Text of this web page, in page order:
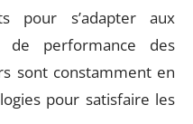
pour s’adapter aux
performance des
sont constamment en
pour satisfaire les